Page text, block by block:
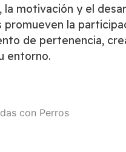
motivación y el
promueven la
de pertenencia,
entorno.